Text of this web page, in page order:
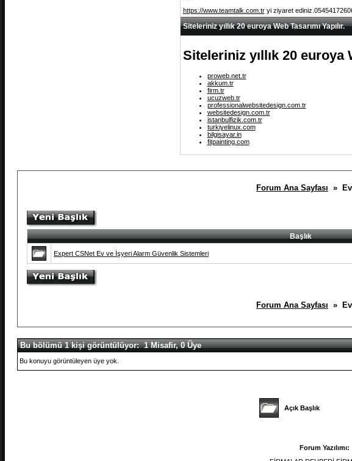
https://www.teamtalk.com.tryi ziyaret
Siteleriniz yıllık 20 euroya Web Tasarımı Yapılır.
Siteleriniz yıllık 20 euroya
proweb.net.tr
akkum.tr
firm.tr
ucuzweb.tr
professionalwebsitedesign.com.tr
websitedesign.com.tr
istanbulfizik.com.tr
turkiyelinux.com
bilgisayar.in
fitpainting.com
Forum Ana Sayfası »
Başlık
Expert CSNet Ev ve İşyeri Alarm Güvenlik Sistemleri
Forum Ana Sayfası »
Bu bölümü 1 kişi görüntülüyor: 1 Misafir, 0 Üye
Bu konuyu görüntüleyen üye yok.
Açık Başlık
Forum Yazılımı: